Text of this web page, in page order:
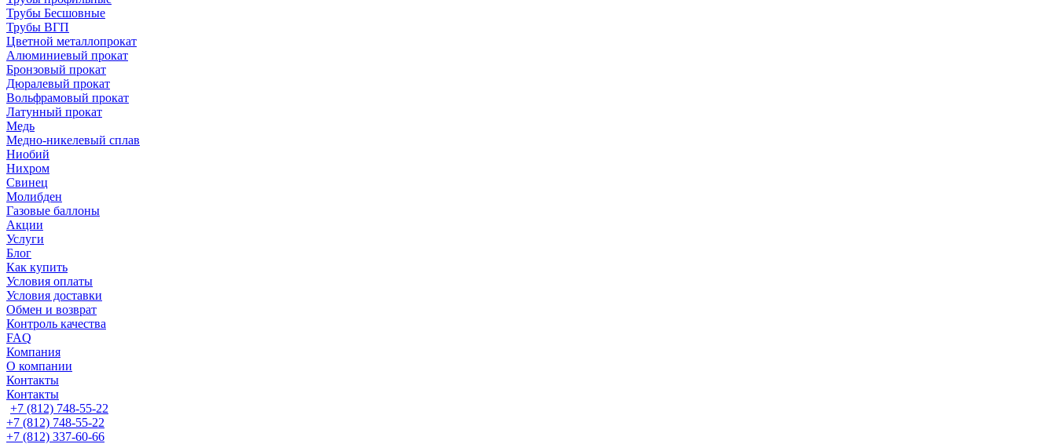
Трубы Бесшовные
Трубы ВГП
Цветной металлопрокат
Алюминиевый прокат
Бронзовый прокат
Дюралевый прокат
Вольфрамовый прокат
Латунный прокат
Медь
Медно-никелевый сплав
Ниобий
Нихром
Свинец
Молибден
Газовые баллоны
Акции
Услуги
Блог
Как купить
Условия оплаты
Условия доставки
Обмен и возврат
Контроль качества
FAQ
Компания
О компании
Контакты
Контакты
+7 (812) 748-55-22
+7 (812) 748-55-22
+7 (812) 337-60-66